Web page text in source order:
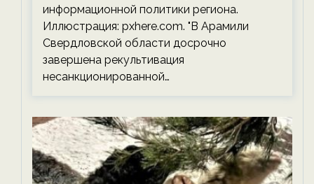
информационной политики региона.
Иллюстрация: pxhere.com. "В Арамили
Свердловской области досрочно
завершена рекультивация
несанкционированной…